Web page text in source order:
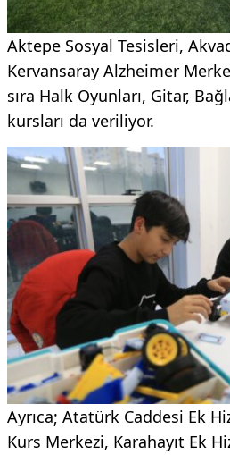
Aktepe Sosyal Tesisleri,
Kervansaray Alzheimer
sıra Halk Oyunları, Gitar,
kursları da veriliyor.
Ayrıca; Atatürk Caddesi Ek
Kurs Merkezi, Karahayıt Ek